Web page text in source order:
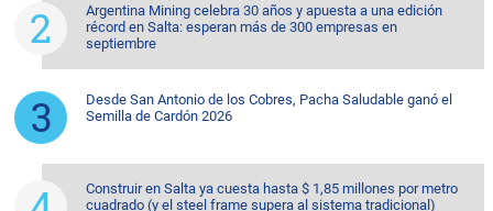
Argentina Mining celebra 30 años y apuesta a una edición
récord en Salta: esperan más de 300 empresas en
septiembre
Desde San Antonio de los Cobres, Pacha Saludable ganó el
Semilla de Cardón 2026
Construir en Salta ya cuesta hasta $ 1,85 millones por metro
cuadrado (y el steel frame supera al sistema tradicional)